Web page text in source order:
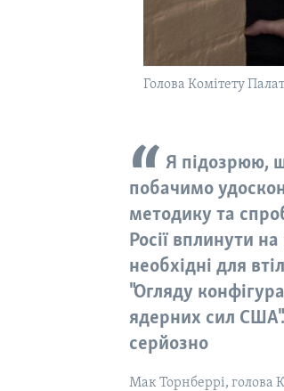
Голова Комітету
Я підозрюю,
побачимо
методику та
Росії вплинути
необхідні для
"Огляду
ядерних сил
серйозно
Мак Торнберрі, голова